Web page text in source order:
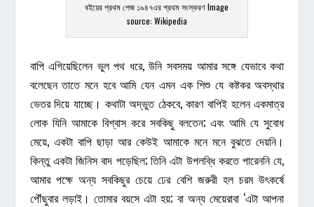
বইয়ের প্রথম পেজ ১৯৪৭এর প্রথম সংস্করণ Image
source: Wikipedia
বাপি এগিয়েছিলেন ভুল পথ ধরে, উনি সবসময় আমার সঙ্গে যেভাবে কথা
বলেছেন তাতে মনে হবে আমি যেন এমন এক শিশু যে কষ্টকর অবস্থার
ভেতর দিয়ে যাচ্ছে। কথাটা অদ্ভুত ঠেকবে, কারণ বাপিই হলেন একমাত্র
লোক যিনি আমাকে বিশ্বাস করে সবকিছু বলতেন; এবং আমি যে সুবোধ
মেয়ে, একটা বাপি ছাড়া আর কেউই আমাকে মনে মনে বুঝতে দেয়নি।
কিন্তু একটা জিনিস বাদ পড়েছিল; তিনি এটা উপলব্ধি করতে পারেননি যে,
আমার পক্ষে অন্য সবকিছুর চেয়ে ঢের বেশি জরুরী হল চরম উৎকর্ষে
পৌঁছুবার লড়াই। তোমার বয়সে এটা হয়; বা অন্য মেয়েরাবা ‘এটা আপনা